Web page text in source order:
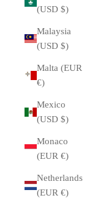
(USD $)
Malaysia
(USD $)
Malta (EUR
€)
Mexico
(USD $)
Monaco
(EUR €)
Netherlands
(EUR €)